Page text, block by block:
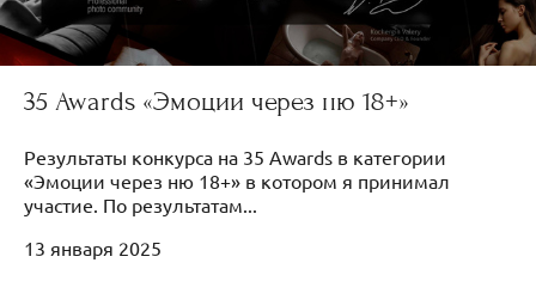
35 Awards «Эмоции через ню 18+»
Результаты конкурса на 35 Awards в категории
«Эмоции через ню 18+» в котором я принимал
участие. По результатам...
13 января 2025